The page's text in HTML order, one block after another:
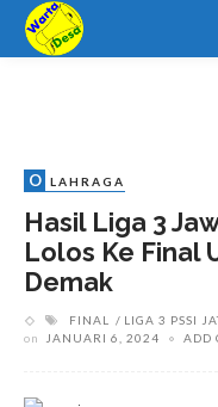
O LAHRAGA
Hasil Liga 3
Lolos Ke Final
Demak
FINAL LIGA 3 PSSI
on
JANUARI 6, 2024 ADD